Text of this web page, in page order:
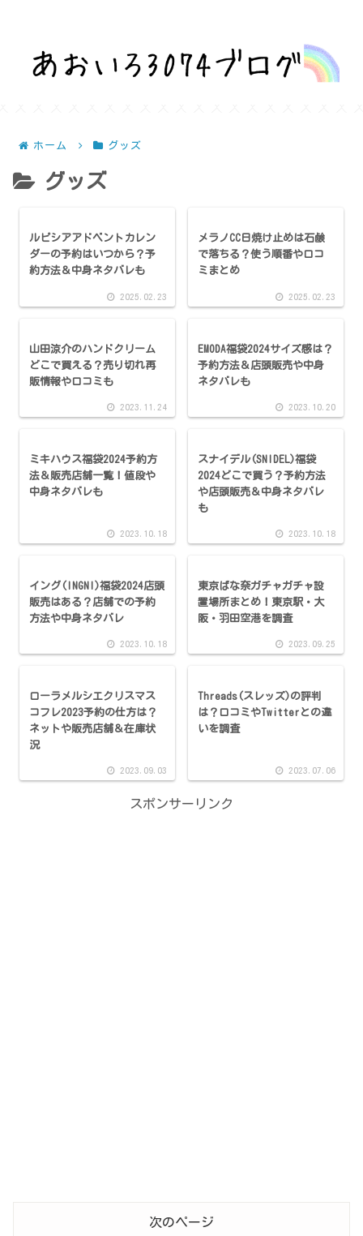
ホーム グッズ
グッズ
ルピシアアドベントカレン
ダーの予約はいつから？予
約方法＆中身ネタバレも
2025.02.23
メラノCC日焼け止めは石鹸
で落ちる？使う順番や口コ
ミまとめ
2025.02.23
山田涼介のハンドクリーム
どこで買える？売り切れ再
販情報や口コミも
2023.11.24
EMODA福袋2024サイズ感は？
予約方法＆店頭販売や中身
ネタバレも
2023.10.20
ミキハウス福袋2024予約方
法＆販売店舗一覧！値段や
中身ネタバレも
2023.10.18
スナイデル(SNIDEL)福袋
2024どこで買う？予約方法
や店頭販売＆中身ネタバレ
も
2023.10.18
イング(INGNI)福袋2024店頭
販売はある？店舗での予約
方法や中身ネタバレ
2023.10.18
東京ばな奈ガチャガチャ設
置場所まとめ！東京駅・大
阪・羽田空港を調査
2023.09.25
ローラメルシエクリスマス
コフレ2023予約の仕方は？
ネットや販売店舗＆在庫状
況
2023.09.03
Threads(スレッズ)の評判
は？口コミやTwitterとの違
いを調査
2023.07.06
スポンサーリンク
次のページ